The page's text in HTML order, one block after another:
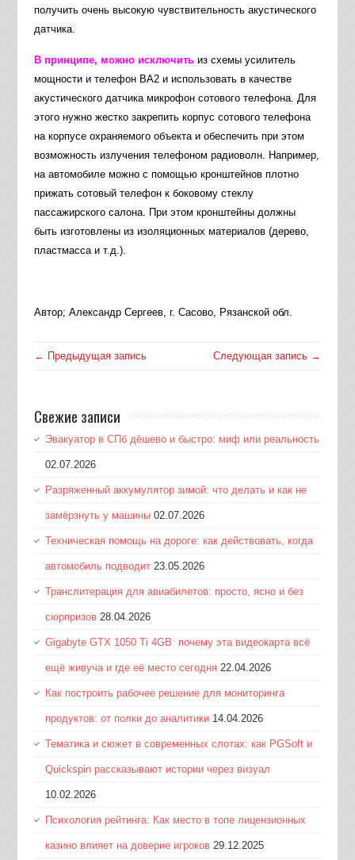
получить очень высокую чувствительность акустического
датчика.
В принципе, можно исключить из схемы усилитель
мощности и телефон ВА2 и использовать в качестве
акустического датчика микрофон сотового телефона. Для
этого нужно жестко закрепить корпус сотового телефона
на корпусе охраняемого объекта и обеспечить при этом
возможность излучения телефоном радиоволн. Например,
на автомобиле можно с помощью кронштейнов плотно
прижать сотовый телефон к боковому стеклу
пассажирского салона. При этом кронштейны должны
быть изготовлены из изоляционных материалов (дерево,
пластмасса и т.д.).
Автор; Александр Сергеев, г. Сасово, Рязанской обл.
← Предыдущая запись Следующая запись →
Свежие записи
Эвакуатор в СПб дёшево и быстро: миф или реальность
02.07.2026
Разряженный аккумулятор зимой: что делать и как не
замёрзнуть у машины 02.07.2026
Техническая помощь на дороге: как действовать, когда
автомобиль подводит 23.05.2026
Транслитерация для авиабилетов: просто, ясно и без
сюрпризов 28.04.2026
Gigabyte GTX 1050 Ti 4GB: почему эта видеокарта всё
ещё живуча и где её место сегодня 22.04.2026
Как построить рабочее решение для мониторинга
продуктов: от полки до аналитики 14.04.2026
Тематика и сюжет в современных слотах: как PGSoft и
Quickspin рассказывают истории через визуал
10.02.2026
Психология рейтинга: Как место в топе лицензионных
казино влияет на доверие игроков 29.12.2025